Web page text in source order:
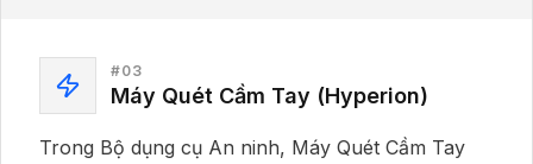
#03
Máy Quét Cầm Tay (Hyperion)
Trong Bộ dụng cụ An ninh, Máy Quét Cầm Tay